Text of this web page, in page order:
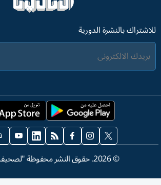
للاشتراك بالنشرة الدورية
©
2026. حقوق النشر محفوظة